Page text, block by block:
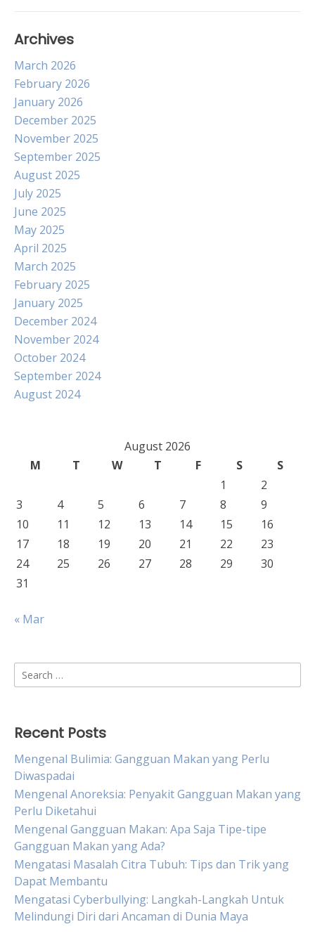
Archives
March 2026
February 2026
January 2026
December 2025
November 2025
September 2025
August 2025
July 2025
June 2025
May 2025
April 2025
March 2025
February 2025
January 2025
December 2024
November 2024
October 2024
September 2024
August 2024
August 2026
M
T W T F S
S
1
2
3
4 5 6 7 8
9
10
11 12 13 14 15
16
17
18 19 20 21 22
23
24
25 26 27 28 29
30
31
« Mar
Search
for:
Recent Posts
Mengenal Bulimia: Gangguan Makan yang Perlu
Diwaspadai
Mengenal Anoreksia: Penyakit Gangguan Makan yang
Perlu Diketahui
Mengenal Gangguan Makan: Apa Saja Tipe-tipe
Gangguan Makan yang Ada?
Mengatasi Masalah Citra Tubuh: Tips dan Trik yang
Dapat Membantu
Mengatasi Cyberbullying: Langkah-Langkah Untuk
Melindungi Diri dari Ancaman di Dunia Maya